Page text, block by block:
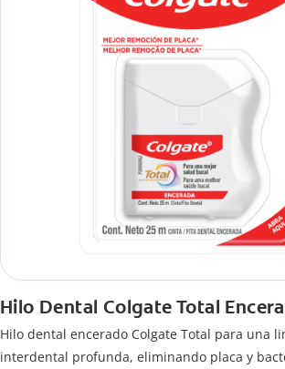
Hilo Dental Colgate Total
Hilo dental encerado Colgate Total para una
interdental profunda, eliminando placa y